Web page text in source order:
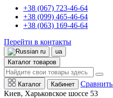
+38 (067) 723-46-64
+38 (099) 465-46-64
+38 (063) 169-46-64
Перейти в контакты
ru
ua
Каталог товаров
Каталог Кабинет Сравнить
Киев, Харьковское шоссе 53